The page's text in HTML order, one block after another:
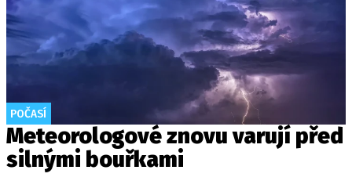
POČASÍ
Meteorologové znovu varují před
silnými bouřkami